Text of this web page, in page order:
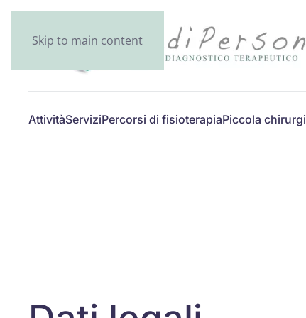
Skip to main content
AttivitàServiziPercorsi di fisioterapiaPiccola